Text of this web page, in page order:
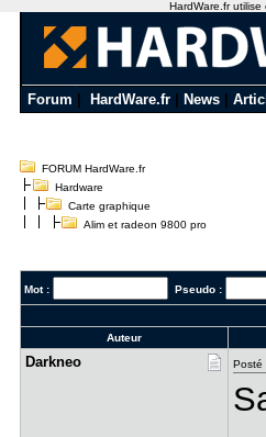
Forum HardWare.fr News
FORUM HardWare.fr
Hardware
Carte graphique
Alim et radeon 9800 pro
Mot : Pseudo :
Auteur
Darkneo Posté
HardWare.fr